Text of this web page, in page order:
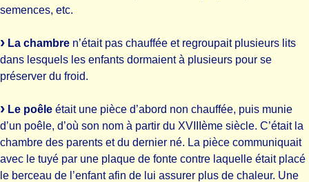
semences, etc.
La chambre n’était pas chauffée et regroupait plusieurs lits
dans lesquels les enfants dormaient à plusieurs pour se
préserver du froid.
Le poêle était une pièce d’abord non chauffée, puis munie
d’un poêle, d’où son nom à partir du XVIIIème siècle. C’était la
chambre des parents et du dernier né. La pièce communiquait
avec le tuyé par une plaque de fonte contre laquelle était placé
le berceau de l’enfant afin de lui assurer plus de chaleur. Une